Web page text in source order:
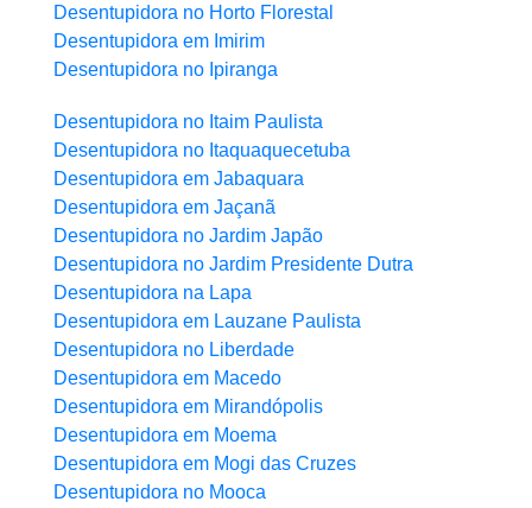
Desentupidora no Horto Florestal
Desentupidora em Imirim
Desentupidora no Ipiranga
Desentupidora no Itaim Paulista
Desentupidora no Itaquaquecetuba
Desentupidora em Jabaquara
Desentupidora em Jaçanã
Desentupidora no Jardim Japão
Desentupidora no Jardim Presidente Dutra
Desentupidora na Lapa
Desentupidora em Lauzane Paulista
Desentupidora no Liberdade
Desentupidora em Macedo
Desentupidora em Mirandópolis
Desentupidora em Moema
Desentupidora em Mogi das Cruzes
Desentupidora no Mooca